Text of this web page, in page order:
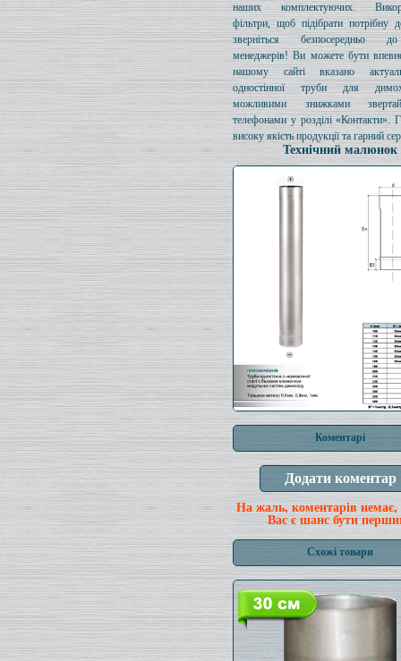
наших комплектуючих.
фільтри, щоб підібрати потрібну
зверніться безпосередньо
менеджерів! Ви можете бути
нашому сайті вказано
одностінної труби для
можливими знижками
телефонами у розділі «Контакти».
високу якість продукції та гарний
Технічний малюнок
Коментарі
На жаль, коментарів немає,
Вас є шанс бути
Схожі товари